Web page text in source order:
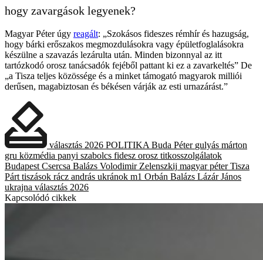
hogy zavargások legyenek?
Magyar Péter úgy reagált: „Szokásos fideszes rémhír és hazugság,
hogy bárki erőszakos megmozdulásokra vagy épületfoglalásokra
készülne a szavazás lezárulta után. Minden bizonnyal az itt
tartózkodó orosz tanácsadók fejéből pattant ki ez a zavarkeltés” De
„a Tisza teljes közössége és a minket támogató magyarok milliói
derűsen, magabiztosan és békésen várják az esti urnazárást.”
választás 2026 POLITIKA Buda Péter gulyás márton
gru közmédia panyi szabolcs fidesz orosz titkosszolgálatok
Budapest Csercsa Balázs Volodimir Zelenszkij magyar péter Tisza
Párt tiszások rácz andrás ukránok m1 Orbán Balázs Lázár János
ukrajna választás 2026
Kapcsolódó cikkek